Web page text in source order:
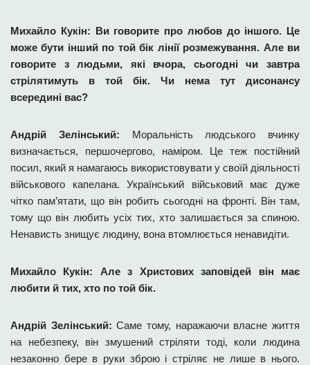
Михайло Кукін: Ви говорите про любов до іншого. Це
може бути інший по той бік лінії розмежування. Але ви
говорите з людьми, які вчора, сьогодні чи завтра
стрілятимуть в той бік. Чи нема тут дисонансу
всередині вас?
Андрій Зелінський: Моральність людського вчинку
визначається, першочергово, наміром. Це теж постійний
посил, який я намагаюсь використовувати у своїй діяльності
військового капелана. Український військовий має дуже
чітко пам’ятати, що він робить сьогодні на фронті. Він там,
тому що він любить усіх тих, хто залишається за спиною.
Ненависть знищує людину, вона втомлюється ненавидіти.
Михайло Кукін: Але з Христових заповідей він має
любити й тих, хто по той бік.
Андрій Зелінський:Саме тому, наражаючи власне життя
на небезпеку, він змушений стріляти тоді, коли людина
незаконно бере в руки зброю і стріляє не лише в нього.